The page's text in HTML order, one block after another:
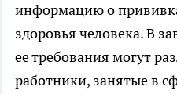
информацию о
здоровья человека. В
ее требования могут
работники, занятые в